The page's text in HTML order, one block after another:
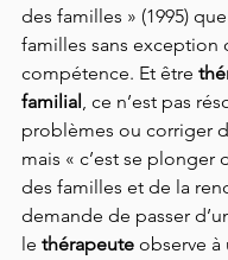
des familles » (1995)
familles sans exception
compétence. Et être
familial, ce n’est pas
problèmes ou corriger
mais « c’est se plonger
des familles et de la
demande de passer
le thérapeute observe à